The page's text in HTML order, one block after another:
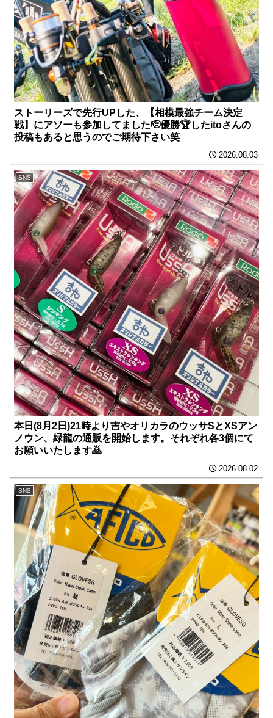
ストーリーズで先行UPした、【相模最強チーム決定
戦】にアソーも参加してました🫡優勝🏆したitoさんの
投稿もあると思うのでご期待下さい笑
2026.08.03
SNS
本日(8月2日)21時より吉やオリカラのウッサSとXSアン
ノウン、緑龍の通販を開始します。それぞれ各3個にて
お願いいたします🙇
2026.08.02
SNS